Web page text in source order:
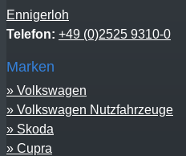
Ennigerloh
Telefon: +49 (0)2525 9310-0
Marken
Volkswagen
Volkswagen Nutzfahrzeuge
Skoda
Cupra